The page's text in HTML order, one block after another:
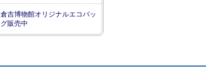
倉吉博物館オリジナルエコバッ
グ販売中